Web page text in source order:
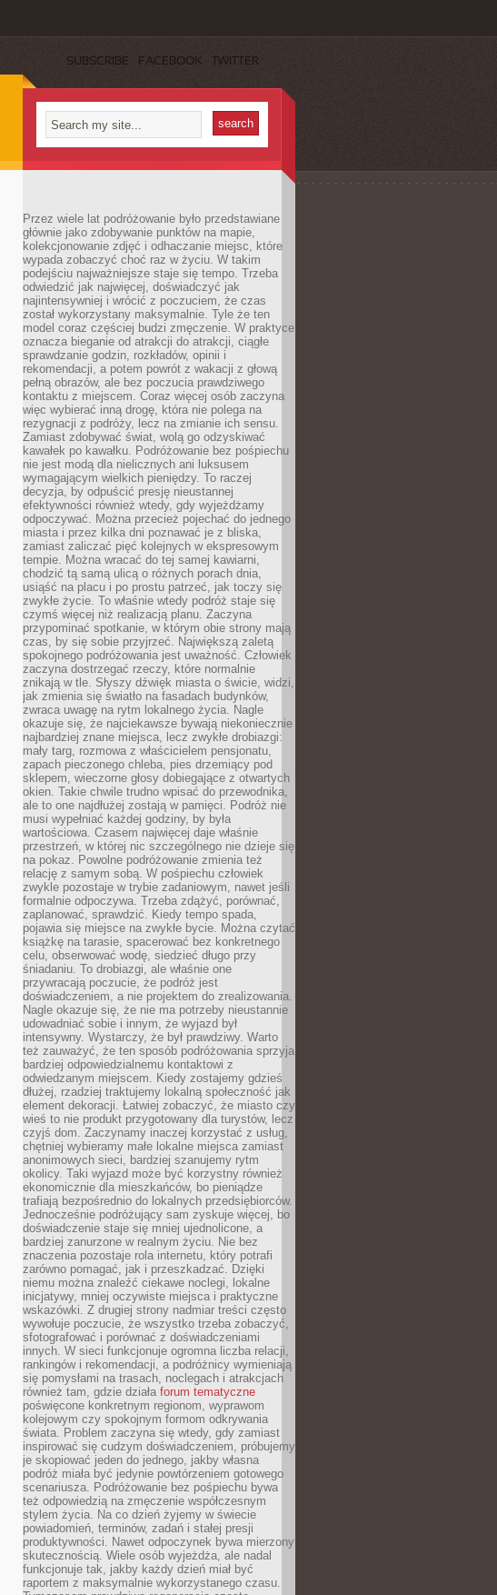
SUBSCRIBE FACEBOOK TWITTER
Przez wiele lat podróżowanie było przedstawiane
głównie jako zdobywanie punktów na mapie,
kolekcjonowanie zdjęć i odhaczanie miejsc, które
wypada zobaczyć choć raz w życiu. W takim
podejściu najważniejsze staje się tempo. Trzeba
odwiedzić jak najwięcej, doświadczyć jak
najintensywniej i wrócić z poczuciem, że czas
został wykorzystany maksymalnie. Tyle że ten
model coraz częściej budzi zmęczenie. W praktyce
oznacza bieganie od atrakcji do atrakcji, ciągłe
sprawdzanie godzin, rozkładów, opinii i
rekomendacji, a potem powrót z wakacji z głową
pełną obrazów, ale bez poczucia prawdziwego
kontaktu z miejscem. Coraz więcej osób zaczyna
więc wybierać inną drogę, która nie polega na
rezygnacji z podróży, lecz na zmianie ich sensu.
Zamiast zdobywać świat, wolą go odzyskiwać
kawałek po kawałku. Podróżowanie bez pośpiechu
nie jest modą dla nielicznych ani luksusem
wymagającym wielkich pieniędzy. To raczej
decyzja, by odpuścić presję nieustannej
efektywności również wtedy, gdy wyjeżdżamy
odpoczywać. Można przecież pojechać do jednego
miasta i przez kilka dni poznawać je z bliska,
zamiast zaliczać pięć kolejnych w ekspresowym
tempie. Można wracać do tej samej kawiarni,
chodzić tą samą ulicą o różnych porach dnia,
usiąść na placu i po prostu patrzeć, jak toczy się
zwykłe życie. To właśnie wtedy podróż staje się
czymś więcej niż realizacją planu. Zaczyna
przypominać spotkanie, w którym obie strony mają
czas, by się sobie przyjrzeć. Największą zaletą
spokojnego podróżowania jest uważność. Człowiek
zaczyna dostrzegać rzeczy, które normalnie
znikają w tle. Słyszy dźwięk miasta o świcie, widzi,
jak zmienia się światło na fasadach budynków,
zwraca uwagę na rytm lokalnego życia. Nagle
okazuje się, że najciekawsze bywają niekoniecznie
najbardziej znane miejsca, lecz zwykłe drobiazgi:
mały targ, rozmowa z właścicielem pensjonatu,
zapach pieczonego chleba, pies drzemiący pod
sklepem, wieczorne głosy dobiegające z otwartych
okien. Takie chwile trudno wpisać do przewodnika,
ale to one najdłużej zostają w pamięci. Podróż nie
musi wypełniać każdej godziny, by była
wartościowa. Czasem najwięcej daje właśnie
przestrzeń, w której nic szczególnego nie dzieje się
na pokaz. Powolne podróżowanie zmienia też
relację z samym sobą. W pośpiechu człowiek
zwykle pozostaje w trybie zadaniowym, nawet jeśli
formalnie odpoczywa. Trzeba zdążyć, porównać,
zaplanować, sprawdzić. Kiedy tempo spada,
pojawia się miejsce na zwykłe bycie. Można czytać
książkę na tarasie, spacerować bez konkretnego
celu, obserwować wodę, siedzieć długo przy
śniadaniu. To drobiazgi, ale właśnie one
przywracają poczucie, że podróż jest
doświadczeniem, a nie projektem do zrealizowania.
Nagle okazuje się, że nie ma potrzeby nieustannie
udowadniać sobie i innym, że wyjazd był
intensywny. Wystarczy, że był prawdziwy. Warto
też zauważyć, że ten sposób podróżowania sprzyja
bardziej odpowiedzialnemu kontaktowi z
odwiedzanym miejscem. Kiedy zostajemy gdzieś
dłużej, rzadziej traktujemy lokalną społeczność jak
element dekoracji. Łatwiej zobaczyć, że miasto czy
wieś to nie produkt przygotowany dla turystów, lecz
czyjś dom. Zaczynamy inaczej korzystać z usług,
chętniej wybieramy małe lokalne miejsca zamiast
anonimowych sieci, bardziej szanujemy rytm
okolicy. Taki wyjazd może być korzystny również
ekonomicznie dla mieszkańców, bo pieniądze
trafiają bezpośrednio do lokalnych przedsiębiorców.
Jednocześnie podróżujący sam zyskuje więcej, bo
doświadczenie staje się mniej ujednolicone, a
bardziej zanurzone w realnym życiu. Nie bez
znaczenia pozostaje rola internetu, który potrafi
zarówno pomagać, jak i przeszkadzać. Dzięki
niemu można znaleźć ciekawe noclegi, lokalne
inicjatywy, mniej oczywiste miejsca i praktyczne
wskazówki. Z drugiej strony nadmiar treści często
wywołuje poczucie, że wszystko trzeba zobaczyć,
sfotografować i porównać z doświadczeniami
innych. W sieci funkcjonuje ogromna liczba relacji,
rankingów i rekomendacji, a podróżnicy wymieniają
się pomysłami na trasach, noclegach i atrakcjach
również tam, gdzie działa forum tematyczne
poświęcone konkretnym regionom, wyprawom
kolejowym czy spokojnym formom odkrywania
świata. Problem zaczyna się wtedy, gdy zamiast
inspirować się cudzym doświadczeniem, próbujemy
je skopiować jeden do jednego, jakby własna
podróż miała być jedynie powtórzeniem gotowego
scenariusza. Podróżowanie bez pośpiechu bywa
też odpowiedzią na zmęczenie współczesnym
stylem życia. Na co dzień żyjemy w świecie
powiadomień, terminów, zadań i stałej presji
produktywności. Nawet odpoczynek bywa mierzony
skutecznością. Wiele osób wyjeżdża, ale nadal
funkcjonuje tak, jakby każdy dzień miał być
raportem z maksymalnie wykorzystanego czasu.